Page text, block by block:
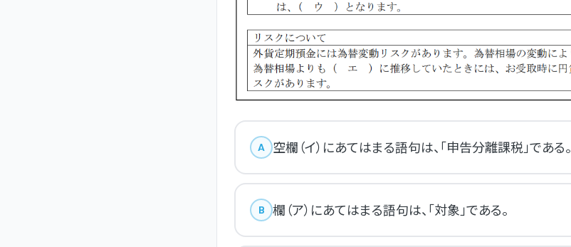
A 空欄（イ）にあてはまる語句は、「申告分離課税」である。
B 欄（ア）にあてはまる語句は、「対象」である。